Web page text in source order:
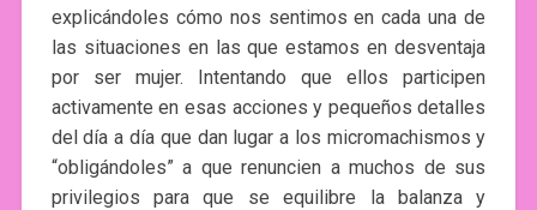
explicándoles cómo nos sentimos en cada una de
las situaciones en las que estamos en desventaja
por ser mujer. Intentando que ellos participen
activamente en esas acciones y pequeños detalles
del día a día que dan lugar a los micromachismos y
“obligándoles” a que renuncien a muchos de sus
privilegios para que se equilibre la balanza y